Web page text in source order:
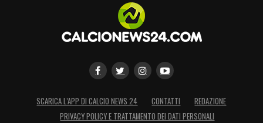
SCARICA L’APP DI CALCIO NEWS 24 CONTATTI
REDAZIONE
PRIVACY POLICY E TRATTAMENTO DEI DATI PERSONALI